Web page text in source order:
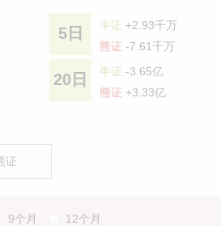
5日 牛证 +2.93千万
熊证 -7.61千万
20日 牛证 -3.65亿
熊证 +3.33亿
证
9个月 12个月